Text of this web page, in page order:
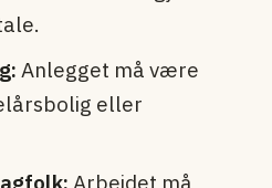
Anlegget må være
eller